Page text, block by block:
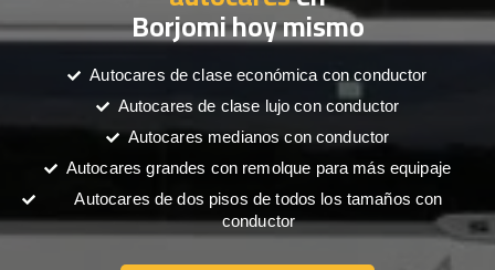
Borjomi hoy mismo
Autocares de clase económica con conductor
Autocares de clase lujo con conductor
Autocares medianos con conductor
Autocares grandes con remolque para más equipaje
Autocares de dos pisos de todos los tamaños con
conductor